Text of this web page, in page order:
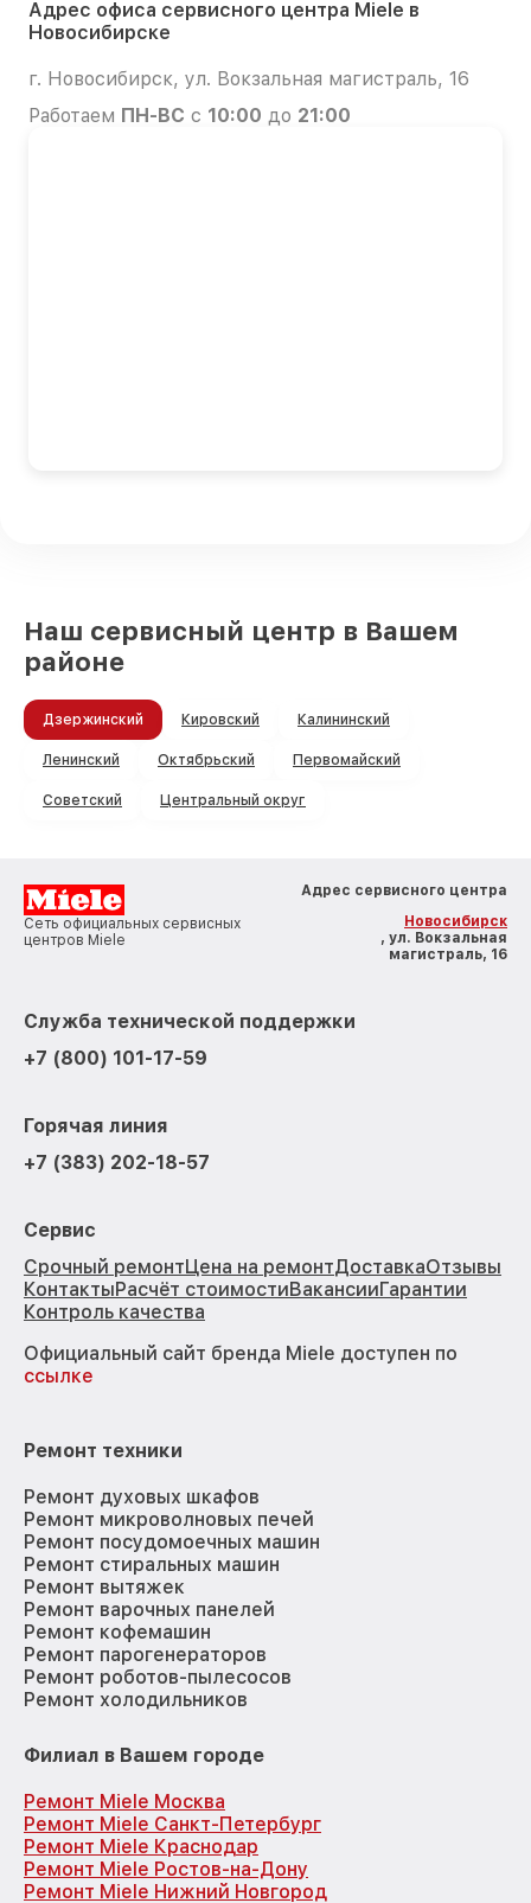
Адрес офиса сервисного центра Miele в
Новосибирске
г. Новосибирск, ул. Вокзальная магистраль, 16
Работаем ПН-ВС с 10:00 до 21:00
Наш сервисный центр в Вашем
районе
Дзержинский Кировский Калининский
Ленинский Октябрьский Первомайский
Советский Центральный округ
Сеть официальных сервисных
центров Miele
Адрес сервисного центра
Новосибирск
, ул. Вокзальная
магистраль, 16
Служба технической поддержки
+7 (800) 101-17-59
Горячая линия
+7 (383) 202-18-57
Сервис
Срочный ремонтЦена на ремонтДоставкаОтзывы
КонтактыРасчёт стоимостиВакансииГарантии
Контроль качества
Официальный сайт бренда Miele доступен по
ссылке
Ремонт техники
Ремонт духовых шкафов
Ремонт микроволновых печей
Ремонт посудомоечных машин
Ремонт стиральных машин
Ремонт вытяжек
Ремонт варочных панелей
Ремонт кофемашин
Ремонт парогенераторов
Ремонт роботов-пылесосов
Ремонт холодильников
Филиал в Вашем городе
Ремонт Miele Москва
Ремонт Miele Санкт-Петербург
Ремонт Miele Краснодар
Ремонт Miele Ростов-на-Дону
Ремонт Miele Нижний Новгород